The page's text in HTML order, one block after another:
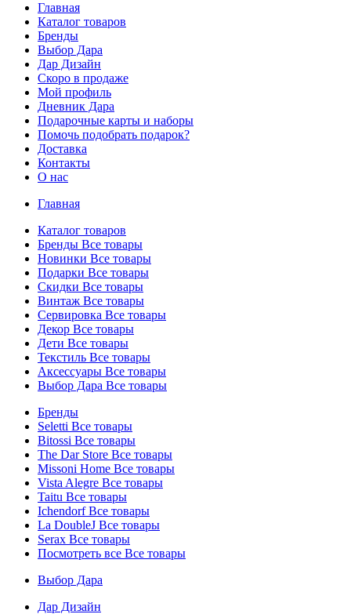
Главная
Каталог товаров
Бренды
Выбор Дара
Дар Дизайн
Скоро в продаже
Мой профиль
Дневник Дара
Подарочные карты и наборы
Помочь подобрать подарок?
Доставка
Контакты
О нас
Главная
Каталог товаров
Бренды Все товары
Новинки Все товары
Подарки Все товары
Скидки Все товары
Винтаж Все товары
Сервировка Все товары
Декор Все товары
Дети Все товары
Текстиль Все товары
Аксессуары Все товары
Выбор Дара Все товары
Бренды
Seletti Все товары
Bitossi Все товары
The Dar Store Все товары
Missoni Home Все товары
Vista Alegre Все товары
Taitu Все товары
IchendorfВсе товары
La DoubleJ Все товары
Serax Все товары
Посмотреть все Все товары
Выбор Дара
Дар Дизайн